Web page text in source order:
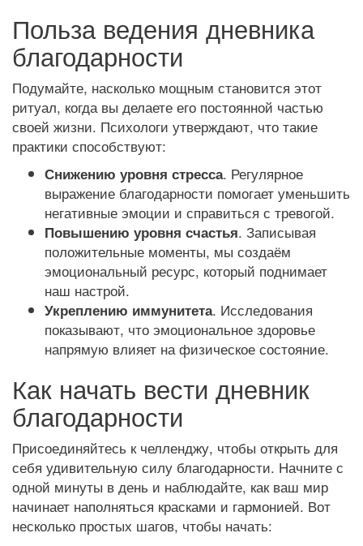
Польза ведения дневника
благодарности
Подумайте, насколько мощным становится этот
ритуал, когда вы делаете его постоянной частью
своей жизни. Психологи утверждают, что такие
практики способствуют:
Снижению уровня стресса. Регулярное
выражение благодарности помогает уменьшить
негативные эмоции и справиться с тревогой.
Повышению уровня счастья. Записывая
положительные моменты, мы создаём
эмоциональный ресурс, который поднимает
наш настрой.
Укреплению иммунитета. Исследования
показывают, что эмоциональное здоровье
напрямую влияет на физическое состояние.
Как начать вести дневник
благодарности
Присоединяйтесь к челленджу, чтобы открыть для
себя удивительную силу благодарности. Начните с
одной минуты в день и наблюдайте, как ваш мир
начинает наполняться красками и гармонией. Вот
несколько простых шагов, чтобы начать: